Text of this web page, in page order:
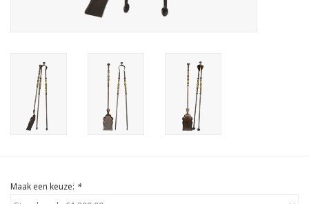
Cadeau Bonnen
Maak een keuze: *